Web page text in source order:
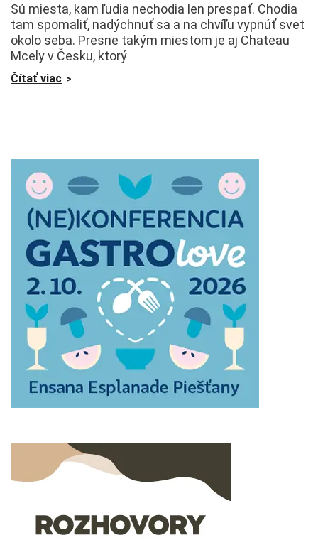
Sú miesta, kam ľudia nechodia len prespať. Chodia
tam spomaliť, nadýchnuť sa a na chvíľu vypnúť svet
okolo seba. Presne takým miestom je aj Chateau
Mcely v Česku, ktorý
Čítať viac